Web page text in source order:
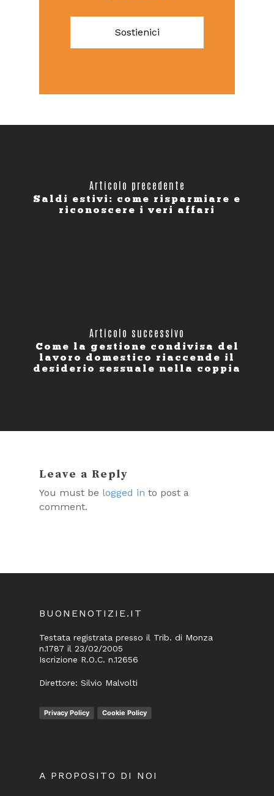
Sostienici
Articolo precedente
Saldi estivi: come risparmiare e
riconoscere i veri affari
Articolo successivo
Come la gestione condivisa del
lavoro domestico riaccende il
desiderio sessuale nella coppia
Leave a Reply
You must be logged in to post a
comment.
BUONENOTIZIE.IT
Testata registrata presso il Trib. di Monza
n.1787 il 23/02/2005
Iscrizione R.O.C. n.12656
Direttore: Silvio Malvolti
Privacy Policy Cookie Policy
A PROPOSITO DI NOI